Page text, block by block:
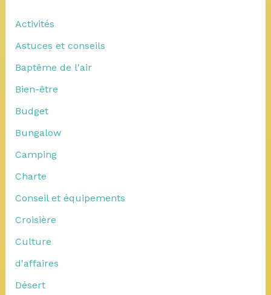
Activités
Astuces et conseils
Baptême de l'air
Bien-être
Budget
Bungalow
Camping
Charte
Conseil et équipements
Croisière
Culture
d'affaires
Désert